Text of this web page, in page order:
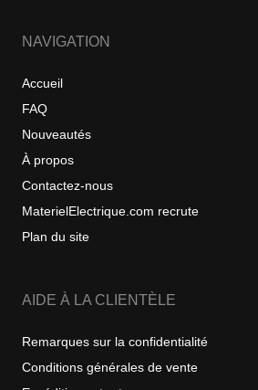
NAVIGATION
Accueil
FAQ
Nouveautés
À propos
Contactez-nous
MaterielElectrique.com recrute
Plan du site
AIDE À LA CLIENTÈLE
Remarques sur la confidentialité
Conditions générales de vente